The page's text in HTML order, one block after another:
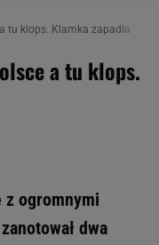
tu klops. Klamka zapadła
a tu klops.
ogromnymi
dwa